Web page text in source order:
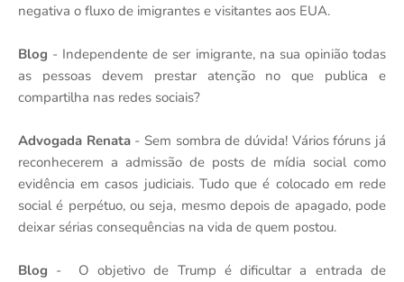
negativa o fluxo de imigrantes e visitantes aos EUA.
Blog - Independente de ser imigrante, na sua opinião todas
as pessoas devem prestar atenção no que publica e
compartilha nas redes sociais?
Advogada Renata- Sem sombra de dúvida! Vários fóruns já
reconhecerem a admissão de posts de mídia social como
evidência em casos judiciais. Tudo que é colocado em rede
social é perpétuo, ou seja, mesmo depois de apagado, pode
deixar sérias consequências na vida de quem postou.
Blog - O objetivo de Trump é dificultar a entrada de